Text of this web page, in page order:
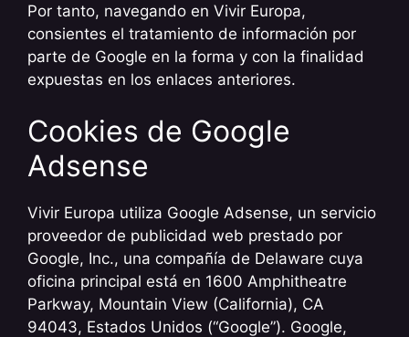
Por tanto, navegando en Vivir Europa,
consientes el tratamiento de información por
parte de Google en la forma y con la finalidad
expuestas en los enlaces anteriores.
Cookies de Google
Adsense
Vivir Europa utiliza Google Adsense, un servicio
proveedor de publicidad web prestado por
Google, Inc., una compañía de Delaware cuya
oficina principal está en 1600 Amphitheatre
Parkway, Mountain View (California), CA
94043, Estados Unidos (“Google”). Google,